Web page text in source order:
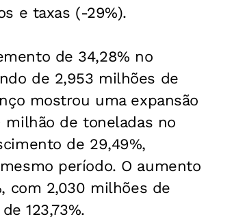
e taxas (-29%).
de 34,28% no
de 2,953 milhões de
mostrou uma expansão
milhão de toneladas no
de 29,49%,
período. O aumento
com 2,030 milhões de
123,73%.